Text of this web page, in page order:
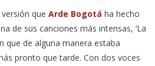
que Arde Bogotá ha hecho
de sus canciones más intensas, ‘La
que de alguna manera estaba
pronto que tarde. Con dos voces